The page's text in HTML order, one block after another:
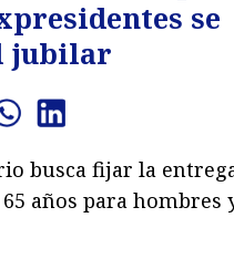
se
jubilar
busca fijar la
años para hombres